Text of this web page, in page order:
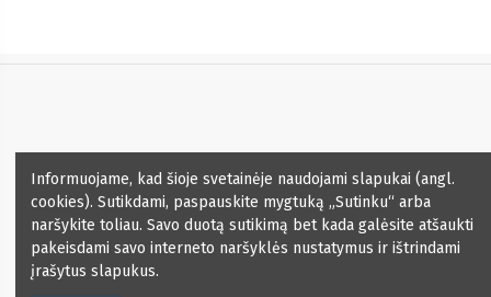
Kontaktai
Naujienlaiškis
Informuojame, kad šioje svetainėje naudojami slapukai (angl.
cookies). Sutikdami, paspauskite mygtuką „Sutinku“ arba
naršykite toliau. Savo duotą sutikimą bet kada galėsite atšaukti
pakeisdami savo interneto naršyklės nustatymus ir ištrindami
įrašytus slapukus.